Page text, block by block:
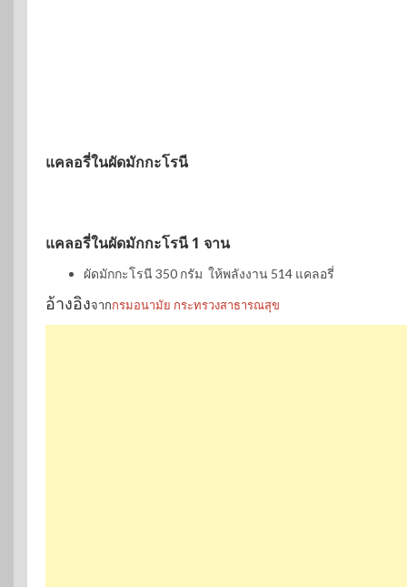
แคลอรี่ในผัดมักกะโรนี
แคลอรี่ในผัดมักกะโรนี 1 จาน
ผัดมักกะโรนี 350 กรัม ให้พลังงาน 514 แคลอรี่
อ้างอิงจากกรมอนามัย กระทรวงสาธารณสุข